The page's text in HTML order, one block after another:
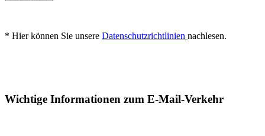
* Hier können Sie unsere Datenschutzrichtlinien nachlesen.
Wichtige Informationen zum E-Mail-Verkehr